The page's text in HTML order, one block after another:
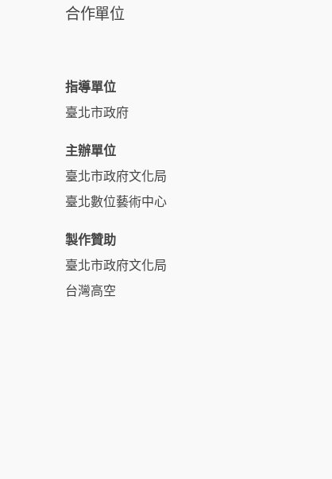
合作單位
指導單位
臺北市政府
主辦單位
臺北市政府文化局
臺北數位藝術中心
製作贊助
臺北市政府文化局
台灣高空